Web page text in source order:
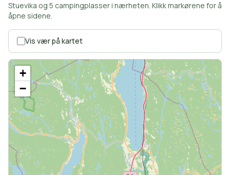
Stuevika og 5 campingplasser i nærheten. Klikk markørene for å
åpne sidene.
Vis vær på kartet
+
−